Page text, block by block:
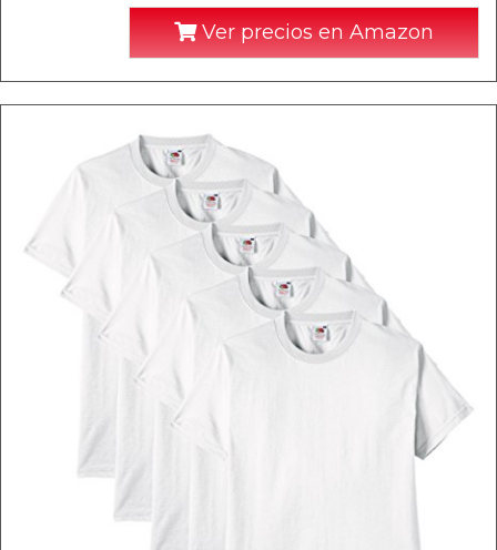
Ver precios en Amazon